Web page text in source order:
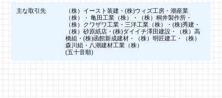
主な取引先
（株）イースト装建・(株)ウィズ工房・潮産業
（株）・ 亀田工業（株）・（株）桐井製作所・
（株）クワザワ工業・三洋工業（株）・(株)秀建・
（株）砂原紙店・(株)ダイイチ澤田建設・（株）高
橋組・(株)函館新成建材・（株）明匠建工・（株）
森川組・八潮建材工業（株）
(五十音順)